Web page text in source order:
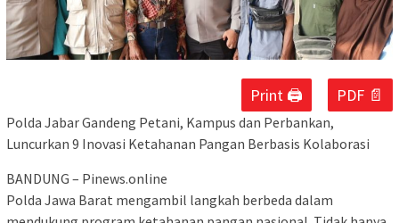
Print 🖨 PDF 📄
Polda Jabar Gandeng Petani, Kampus dan Perbankan,
Luncurkan 9 Inovasi Ketahanan Pangan Berbasis Kolaborasi
BANDUNG – Pinews.online
Polda Jawa Barat mengambil langkah berbeda dalam